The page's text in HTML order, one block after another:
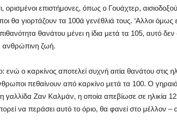
επιστήμονες, όπως ο Γουάχτερ,
θα γιορτάζουν τα 100ά γενέθλιά τους. ‘Αλλοι όμως
θανάτου μένει η ίδια μετά τα 105, αυτό
ανθρώπινη ζωή.
ενώ ο καρκίνος αποτελεί συχνή αιτία θανάτου στις
πεθαίνουν από καρκίνο μετά τα 100. Ο
γαλλίδα Ζαν Καλμάν, η οποία απεβίωσε σε ηλικία
να περάσει αυτό το όριο, θα φανεί στο μέλλον –